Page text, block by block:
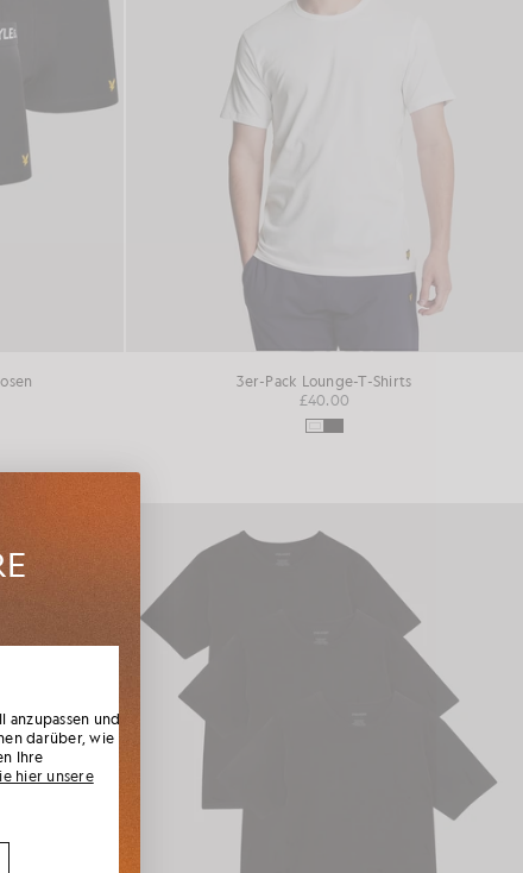
3er-Pack Lounge-T-Shirts
£40.00
und
darüber, wie
Ihre
hier unsere